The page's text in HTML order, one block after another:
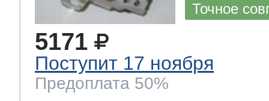
Точное
5171
Поступит 17 ноября
Предоплата 50%